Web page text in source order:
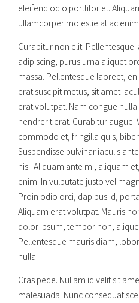
eleifend odio porttitor et.
ullamcorper molestie at ac
Curabitur non elit. Pellentesque
adipiscing, purus urna aliquet
massa. Pellentesque laoreet,
erat suscipit metus, sit amet
erat volutpat. Nam congue
hendrerit erat. Curabitur augue.
commodo et, fringilla quis,
Suspendisse pulvinar iaculis
nisi. Aliquam ante mi, aliquam
enim. In vulputate justo vel
Proin odio orci, dapibus id,
Aliquam erat volutpat. Mauris
dolor ipsum, tempor non,
Pellentesque mauris diam,
nulla.
Cras pede. Nullam id velit sit
malesuada. Nunc consequat